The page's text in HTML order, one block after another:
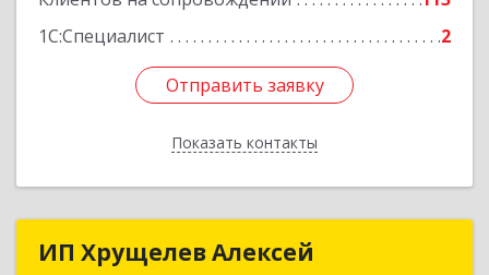
1С:Специалист
2
Отправить заявку
Показать контакты
Отправить заявку
Назад
ИП Хрущелев Алексей
ИП Хрущелев Алексей